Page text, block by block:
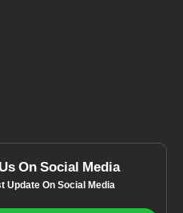
On Social Media
Update On Social Media